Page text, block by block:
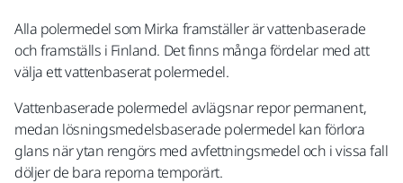
Alla polermedel som Mirka framställer är vattenbaserade
och framställs i Finland. Det finns många fördelar med att
välja ett vattenbaserat polermedel.
Vattenbaserade polermedel avlägsnar repor permanent,
medan lösningsmedelsbaserade polermedel kan förlora
glans när ytan rengörs med avfettningsmedel och i vissa fall
döljer de bara reporna temporärt.